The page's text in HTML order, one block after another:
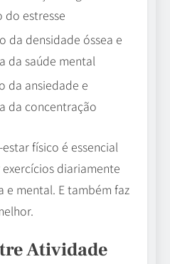
do estresse
da densidade óssea e
da saúde mental
da ansiedade e
da concentração
físico é essencial
diariamente
e mental. E também faz
Atividade